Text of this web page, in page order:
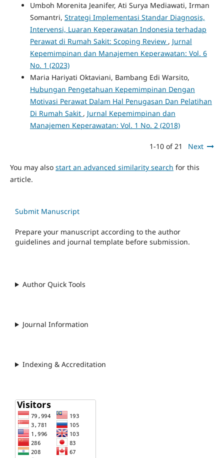
Umboh Morenita Jeanifer, Ati Surya Mediawati, Irman
Somantri, Strategi Implementasi Standar Diagnosis,
Intervensi, Luaran Keperawatan Indonesia terhadap
Perawat di Rumah Sakit: Scoping Review , Jurnal
Kepemimpinan dan Manajemen Keperawatan: Vol. 6
No. 1 (2023)
Maria Hariyati Oktaviani, Bambang Edi Warsito,
Hubungan Pengetahuan Kepemimpinan Dengan
Motivasi Perawat Dalam Hal Penugasan Dan Pelatihan
Di Rumah Sakit , Jurnal Kepemimpinan dan
Manajemen Keperawatan: Vol. 1 No. 2 (2018)
1-10 of 21 Next
You may also start an advanced similarity search for this
article.
Submit Manuscript
Prepare your manuscript according to the author
guidelines and journal template before submission.
Author Quick Tools
Journal Information
Indexing & Accreditation